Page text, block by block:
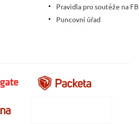
Pravidla pro soutěže na FB
Puncovní úřad